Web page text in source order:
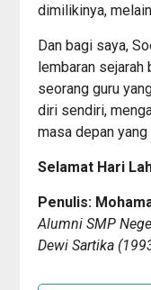
dimilikinya,
Dan bagi saya,
lembaran sejarah
seorang guru
diri sendiri,
masa depan
Selamat Hari
Penulis:
Alumni SMP
Dewi Sartika